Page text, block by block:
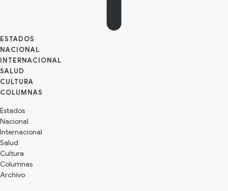
ESTADOS
NACIONAL
INTERNACIONAL
SALUD
CULTURA
Estados
Nacional
Internacional
Salud
Cultura
Archivo